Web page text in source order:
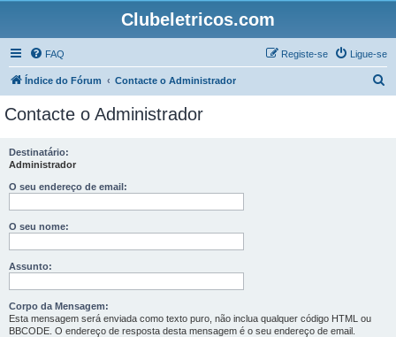
Clubeletricos.com
FAQ Ligue-se
Registe-se
Índice do Fórum Contacte o Administrador
Contacte o Administrador
Destinatário:
Administrador
O seu endereço de email:
O seu nome:
Assunto:
Corpo da Mensagem:
Esta mensagem será enviada como texto puro, não inclua qualquer código HTML ou
BBCODE. O endereço de resposta desta mensagem é o seu endereço de email.